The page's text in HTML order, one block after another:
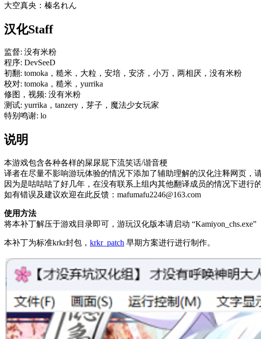
大空真央：榛名れん
汉化Staff
监督: 没有米粉
程序: DevSeeD
初翻: tomoka，糙米，大粒，安培，安济，小万，两相厌，没有米粉
校对: tomoka，糙米，yurrika
修图，视频: 没有米粉
测试: yurrika，tanzery，芽子，魔法少女玩家
特别鸣谢: lo
说明
本游戏包含各种各样的屎尿屁下流笑话/谐音梗
译者在尽量不影响游玩体验的情况下添加了辅助理解的汉化注释网页，
因为是咕咕咕了好几年，在没有联系上组内其他翻译成员的情况下进行
如有错误及建议欢迎在此反馈： mafumafu2246@163.com
使用方法
将本补丁解压于游戏目录即可，游玩汉化版本请启动 “Kamiyon_chs.exe”
本补丁为标准krkr封包， krkr_patch 早期方案进行进行制作。